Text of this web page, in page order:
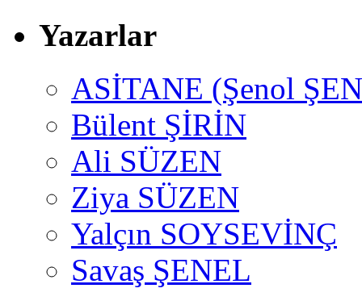
Yazarlar
ASİTANE (Şenol
Bülent ŞİRİN
Ali SÜZEN
Ziya SÜZEN
Yalçın SOYSEVİNÇ
Savaş ŞENEL